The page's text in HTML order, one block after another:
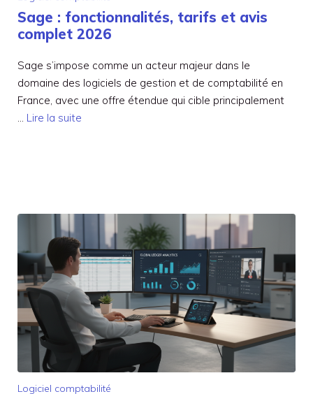
Sage : fonctionnalités, tarifs et avis
complet 2026
Sage s’impose comme un acteur majeur dans le
domaine des logiciels de gestion et de comptabilité en
France, avec une offre étendue qui cible principalement
Lire la suite
Logiciel comptabilité